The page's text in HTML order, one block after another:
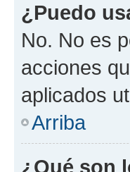
¿Puedo
No. No es
acciones
aplicados
Arriba
¿Qué son